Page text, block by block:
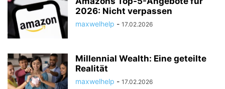
2026: Nicht verpassen
maxwelhelp - 17.02.2026
Millennial Wealth: Eine geteilte
Realität
maxwelhelp - 17.02.2026